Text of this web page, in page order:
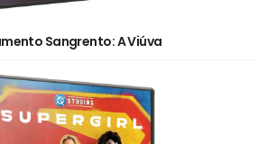
Sangrento: A Viúva